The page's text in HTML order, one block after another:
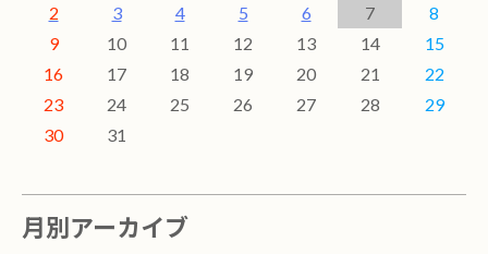
2
3 4 5 6 7
8
9
10 11 12 13 14
15
16
17 18 19 20 21
22
23
24 25 26 27 28
29
30
31
月別アーカイブ